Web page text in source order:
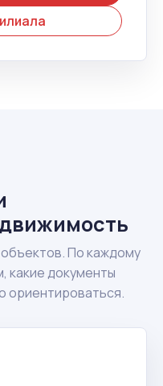
По каждому
какие документы
ориентироваться.